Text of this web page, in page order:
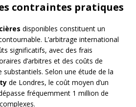
contraintes pratiques
disponibles constituent un
L’arbitrage international
significatifs, avec des frais
d’arbitres et des coûts de
Selon une étude de la
de Londres, le coût moyen d’un
fréquemment 1 million de